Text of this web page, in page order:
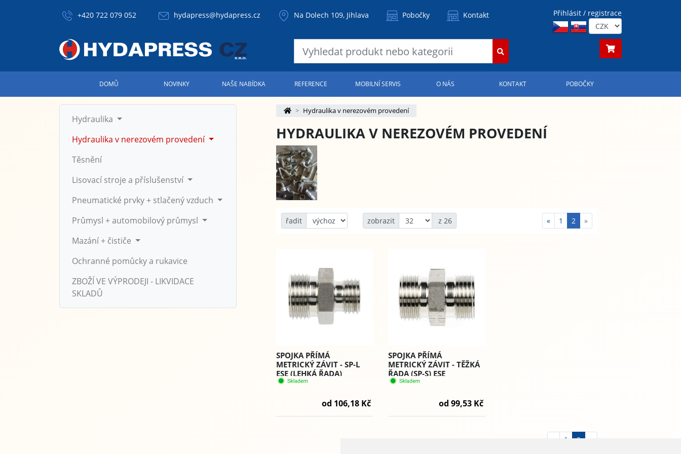
+420 722 079 052 hydapress@hydapress.cz Na Dolech 109, Jihlava Pobočky Kontakt Přihlásit / registrace
DOMŮ NOVINKY NAŠE NABÍDKA REFERENCE MOBILNÍ SERVIS O NÁS KONTAKT POBOČKY
Hydraulika
Hydraulika v nerezovém provedení
Těsnění
Lisovací stroje a příslušenství
Pneumatické prvky + stlačený vzduch
Průmysl + automobilový průmysl
Mazání + čističe
Ochranné pomůcky a rukavice
ZBOŽÍ VE VÝPRODEJI - LIKVIDACE
SKLADŮ
Hydraulika v nerezovém provedení
HYDRAULIKA V NEREZOVÉM PROVEDENÍ
řadit zobrazit z 26 « 1 2 »
SPOJKA PŘÍMÁ
METRICKÝ ZÁVIT - SP-L
ESE (LEHKÁ ŘADA)
od 106,18 Kč
SPOJKA PŘÍMÁ
METRICKÝ ZÁVIT - TĚŽKÁ
ŘADA (SP-S) ESE
od 99,53 Kč
1 2